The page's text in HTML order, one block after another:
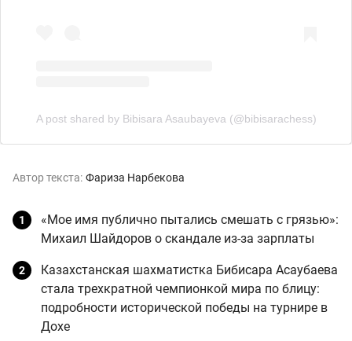
A post shared by Bibisara Asaubayeva (@bibisarachess)
Автор текста: Фариза Нарбекова
«Мое имя публично пытались смешать с грязью»:
Михаил Шайдоров о скандале из-за зарплаты
Казахстанская шахматистка Бибисара Асаубаева
стала трехкратной чемпионкой мира по блицу:
подробности исторической победы на турнире в
Дохе